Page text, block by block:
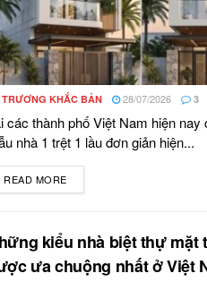
TRƯƠNG KHẮC BẢN 28/07/2026 3
các thành phố Việt Nam hiện nay
nhà 1 trệt 1 lầu đơn giản hiện...
READ MORE
kiểu nhà biệt thự mặt
ưa chuộng nhất ở Việt